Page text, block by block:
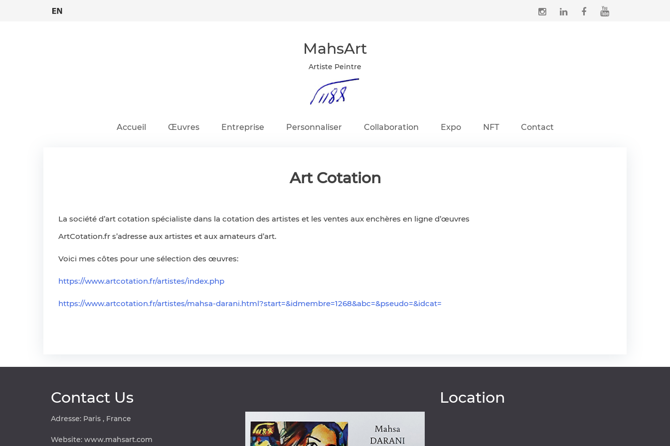
MahsArt
Artiste Peintre
Accueil Œuvres Entreprise Personnaliser Collaboration Expo NFT Contact
Art Cotation
La société d’art cotation spécialiste dans la cotation des artistes et les ventes aux enchères en ligne d’œuvres
ArtCotation.fr s’adresse aux artistes et aux amateurs d’art.
Voici mes côtes pour une sélection des œuvres:
https://www.artcotation.fr/artistes/index.php
https://www.artcotation.fr/artistes/mahsa-darani.html?start=&idmembre=1268&abc=&pseudo=&idcat=
Contact Us
Adresse: Paris , France
Website: www.mahsart.com
Location